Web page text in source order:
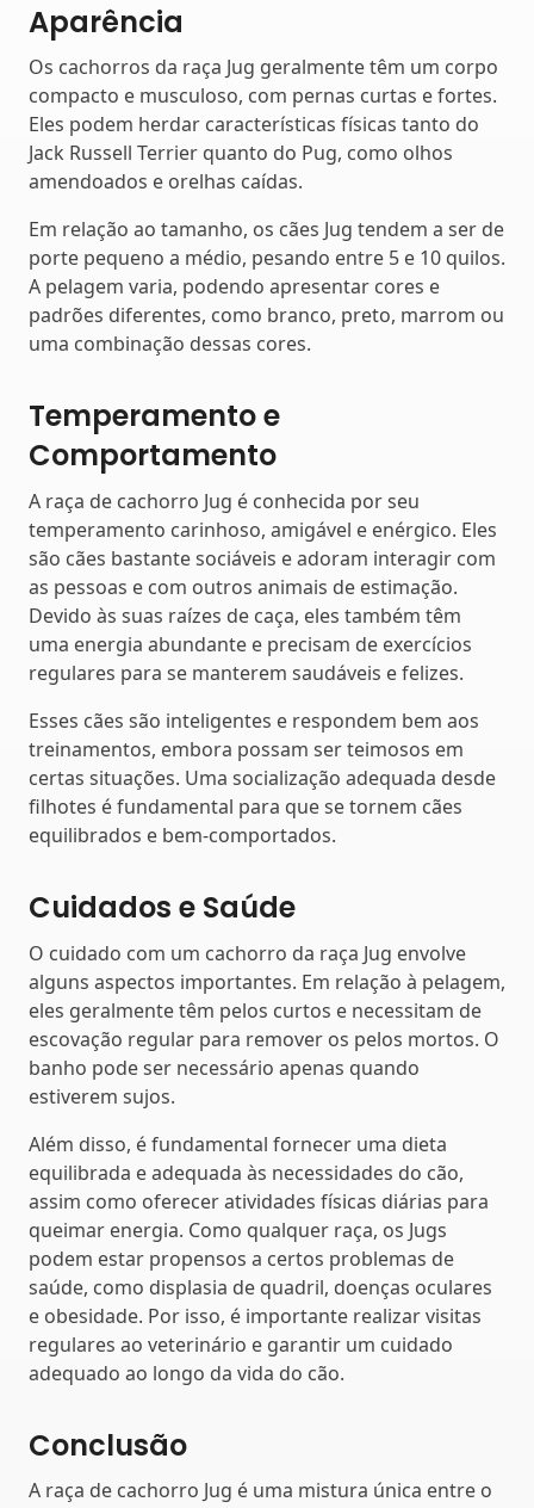
Aparência
Os cachorros da raça Jug geralmente têm um corpo
compacto e musculoso, com pernas curtas e fortes.
Eles podem herdar características físicas tanto do
Jack Russell Terrier quanto do Pug, como olhos
amendoados e orelhas caídas.
Em relação ao tamanho, os cães Jug tendem a ser de
porte pequeno a médio, pesando entre 5 e 10 quilos.
A pelagem varia, podendo apresentar cores e
padrões diferentes, como branco, preto, marrom ou
uma combinação dessas cores.
Temperamento e
Comportamento
A raça de cachorro Jug é conhecida por seu
temperamento carinhoso, amigável e enérgico. Eles
são cães bastante sociáveis e adoram interagir com
as pessoas e com outros animais de estimação.
Devido às suas raízes de caça, eles também têm
uma energia abundante e precisam de exercícios
regulares para se manterem saudáveis e felizes.
Esses cães são inteligentes e respondem bem aos
treinamentos, embora possam ser teimosos em
certas situações. Uma socialização adequada desde
filhotes é fundamental para que se tornem cães
equilibrados e bem-comportados.
Cuidados e Saúde
O cuidado com um cachorro da raça Jug envolve
alguns aspectos importantes. Em relação à pelagem,
eles geralmente têm pelos curtos e necessitam de
escovação regular para remover os pelos mortos. O
banho pode ser necessário apenas quando
estiverem sujos.
Além disso, é fundamental fornecer uma dieta
equilibrada e adequada às necessidades do cão,
assim como oferecer atividades físicas diárias para
queimar energia. Como qualquer raça, os Jugs
podem estar propensos a certos problemas de
saúde, como displasia de quadril, doenças oculares
e obesidade. Por isso, é importante realizar visitas
regulares ao veterinário e garantir um cuidado
adequado ao longo da vida do cão.
Conclusão
A raça de cachorro Jug é uma mistura única entre o